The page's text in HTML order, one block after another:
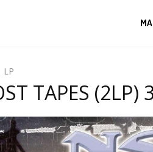
LP
TAPES (2LP)